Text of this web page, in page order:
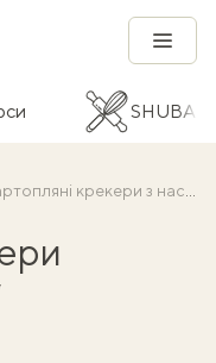
SHUBA
крекери з насінням льону